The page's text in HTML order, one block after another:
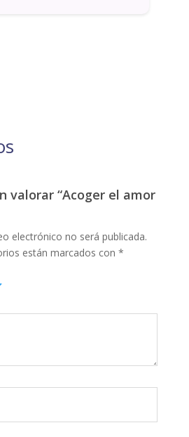
valorar “Acoger el amor
electrónico no será publicada.
están marcados con *